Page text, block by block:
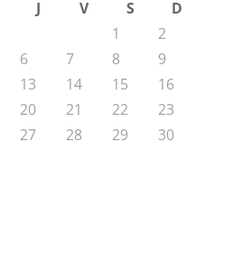
J V S
D
1
2
6 7 8
9
13 14 15
16
20 21 22
23
27 28 29
30